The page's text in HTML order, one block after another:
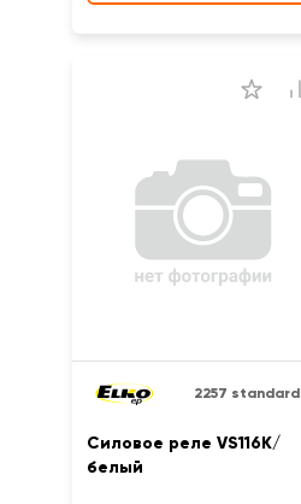
2257 standard
Силовое реле VS116K/
белый